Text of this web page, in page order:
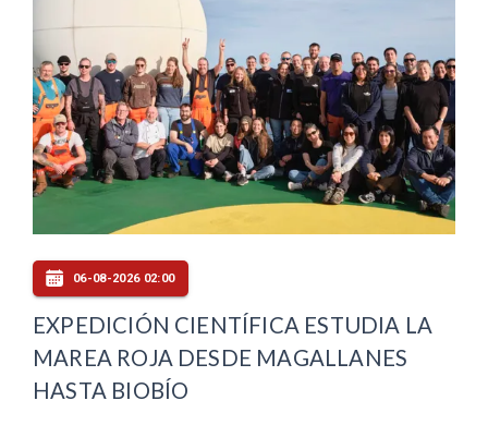
06-08-2026 02:00
EXPEDICIÓN CIENTÍFICA ESTUDIA LA
MAREA ROJA DESDE MAGALLANES
HASTA BIOBÍO